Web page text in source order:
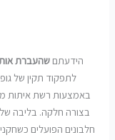
הידעתם שהעברת
לתפקוד תקין של
באמצעות רשת איתות
בצורה חלקה. בליבה